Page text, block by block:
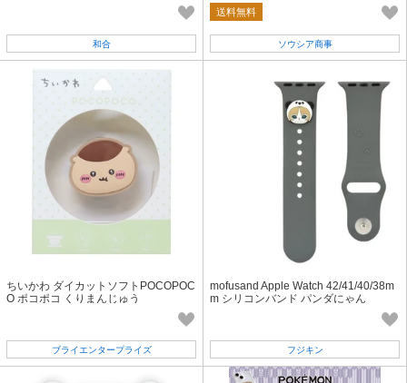
和合
クストラップ&アームバンド付
送料無料
ソウシア商事
ちいかわ ダイカットソフトPOCOPOC
O ポコポコ くりまんじゅう
ブライエンタープライズ
mofusand Apple Watch 42/41/40/38m
m シリコンバンド パンダにゃん
フジキン